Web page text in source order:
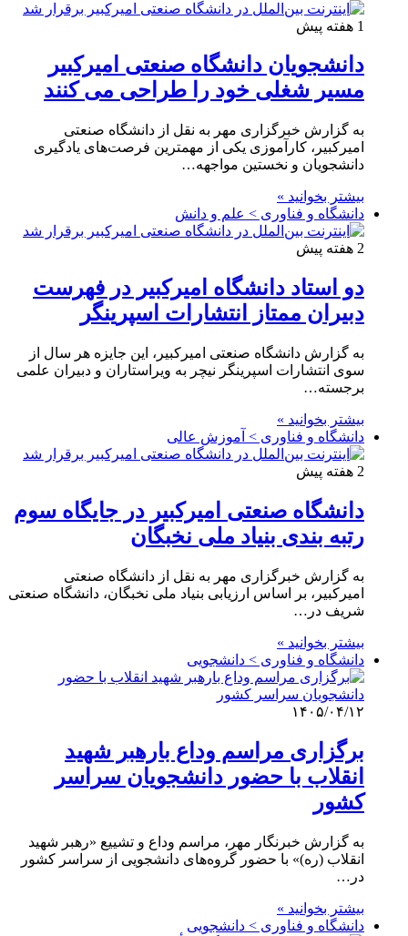
1 هفته پیش
دانشجویان دانشگاه صنعتی امیرکبیر
مسیر شغلی خود را طراحی می کنند
به گزارش خبرگزاری مهر به نقل از دانشگاه صنعتی
امیرکبیر، کارآموزی یکی از مهمترین فرصت‌های یادگیری
دانشجویان و نخستین مواجهه…
بیشتر بخوانید »
دانشگاه و فناوری > علم و دانش
2 هفته پیش
دو استاد دانشگاه امیرکبیر در فهرست
دبیران ممتاز انتشارات اسپرینگر
به گزارش دانشگاه صنعتی امیرکبیر، این جایزه هر سال از
سوی انتشارات اسپرینگر نیچر به ویراستاران و دبیران علمی
برجسته…
بیشتر بخوانید »
دانشگاه و فناوری > آموزش عالی
2 هفته پیش
دانشگاه صنعتی امیرکبیر در جایگاه سوم
رتبه بندی بنیاد ملی نخبگان
به گزارش خبرگزاری مهر به نقل از دانشگاه صنعتی
امیرکبیر، بر اساس ارزیابی بنیاد ملی نخبگان، دانشگاه صنعتی
شریف در…
بیشتر بخوانید »
دانشگاه و فناوری > دانشجویی
۱۴۰۵/۰۴/۱۲
برگزاری مراسم وداع بارهبر شهید
انقلاب با حضور دانشجویان سراسر
کشور
به گزارش خبرنگار مهر، مراسم وداع و تشییع «رهبر شهید
انقلاب (ره)» با حضور گروه‌های دانشجویی از سراسر کشور
در…
بیشتر بخوانید »
دانشگاه و فناوری > دانشجویی